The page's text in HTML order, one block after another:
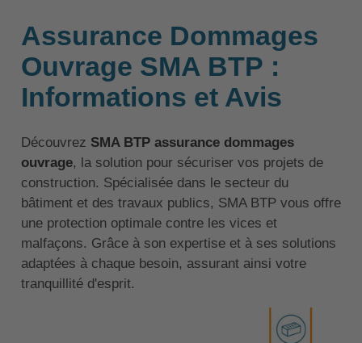
Assurance Dommages
Ouvrage SMA BTP :
Informations et Avis
Découvrez SMA BTP assurance dommages
ouvrage, la solution pour sécuriser vos projets de
construction. Spécialisée dans le secteur du
bâtiment et des travaux publics, SMA BTP vous offre
une protection optimale contre les vices et
malfaçons. Grâce à son expertise et à ses solutions
adaptées à chaque besoin, assurant ainsi votre
tranquillité d'esprit.